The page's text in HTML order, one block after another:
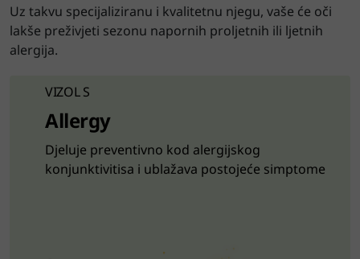
Uz takvu specijaliziranu i kvalitetnu njegu, vaše će oči
lakše preživjeti sezonu napornih proljetnih ili ljetnih
alergija.
VIZOL S
Allergy
Djeluje preventivno kod alergijskog
konjunktivitisa i ublažava postojeće simptome